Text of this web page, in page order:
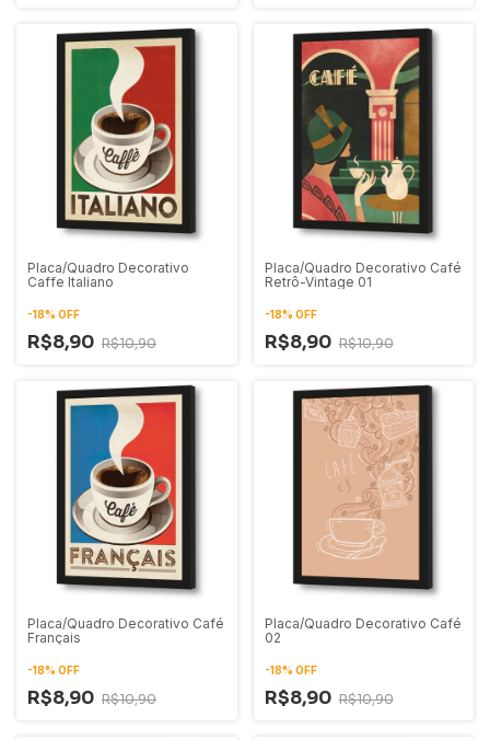
Placa/Quadro Decorativo
Caffe Italiano
-18% OFF
R$8,90 R$10,90
Placa/Quadro Decorativo Café
Retrô-Vintage 01
-18% OFF
R$8,90 R$10,90
Placa/Quadro Decorativo Café
Français
-18% OFF
R$8,90 R$10,90
Placa/Quadro Decorativo Café
02
-18% OFF
R$8,90 R$10,90